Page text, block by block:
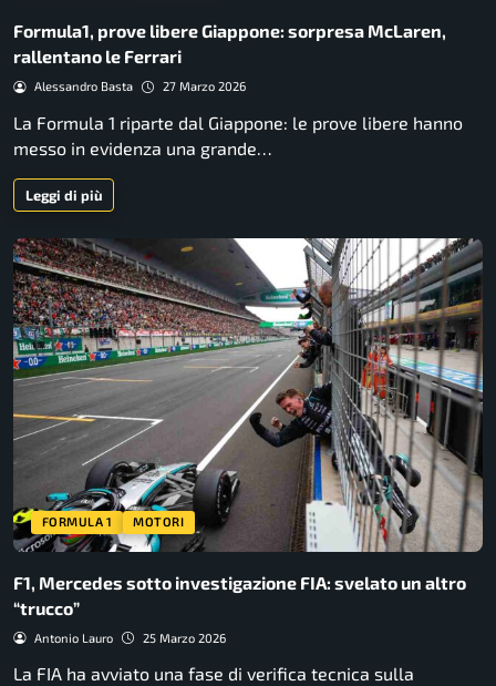
Formula1, prove libere Giappone: sorpresa McLaren,
rallentano le Ferrari
Alessandro Basta 27 Marzo 2026
La Formula 1 riparte dal Giappone: le prove libere hanno
messo in evidenza una grande…
Leggi di più
FORMULA 1 MOTORI
F1, Mercedes sotto investigazione FIA: svelato un altro
“trucco”
Antonio Lauro 25 Marzo 2026
La FIA ha avviato una fase di verifica tecnica sulla